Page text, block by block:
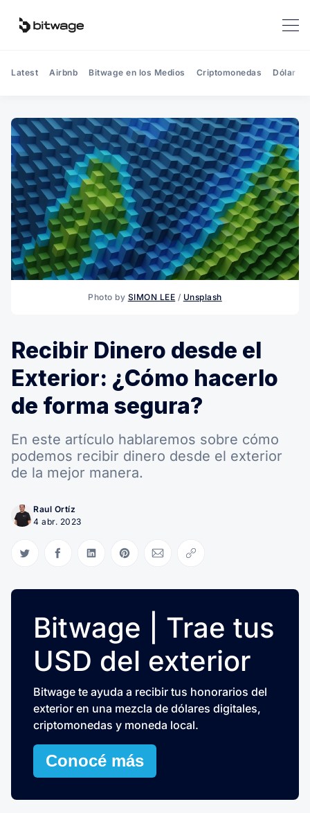
Latest Airbnb Bitwage en los Medios Criptomonedas Dólar
Photo by SIMON LEE / Unsplash
Recibir Dinero desde el
Exterior: ¿Cómo hacerlo
de forma segura?
En este artículo hablaremos sobre cómo
podemos recibir dinero desde el exterior
de la mejor manera.
Raul Ortíz
4 abr. 2023
Compartir en Twitter
Compartir en Facebook
Compartir en LinkedIn
Compartir en Pinterest
Compartir via Email
Copiar link
Bitwage | Trae tus
USD del exterior
Bitwage te ayuda a recibir tus honorarios del
exterior en una mezcla de dólares digitales,
criptomonedas y moneda local.
Conocé más